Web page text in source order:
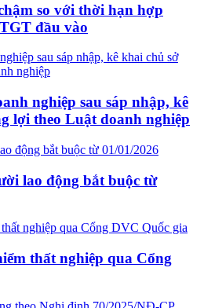
so với thời hạn hợp
đầu vào
nghiệp sau sáp nhập, kê
lợi theo Luật doanh nghiệp
lao động bắt buộc từ
thất nghiệp qua Cổng